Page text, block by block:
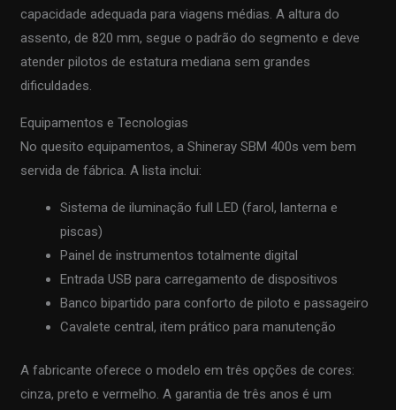
capacidade adequada para viagens médias. A altura do
assento, de 820 mm, segue o padrão do segmento e deve
atender pilotos de estatura mediana sem grandes
dificuldades.
Equipamentos e Tecnologias
No quesito equipamentos, a Shineray SBM 400s vem bem
servida de fábrica. A lista inclui:
Sistema de iluminação full LED (farol, lanterna e
piscas)
Painel de instrumentos totalmente digital
Entrada USB para carregamento de dispositivos
Banco bipartido para conforto de piloto e passageiro
Cavalete central, item prático para manutenção
A fabricante oferece o modelo em três opções de cores:
cinza, preto e vermelho. A garantia de três anos é um